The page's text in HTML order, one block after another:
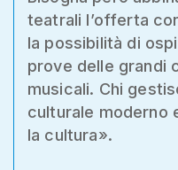
teatrali l’offerta
la possibilità di
prove delle grandi
musicali. Chi
culturale moderno
la cultura».